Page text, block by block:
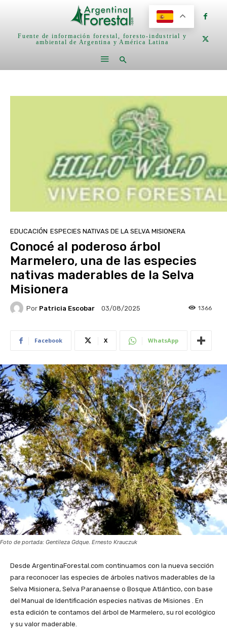
Fuente de información forestal, foresto-industrial y
ambiental de Argentina y América Latina
EDUCACIÓN ESPECIES NATIVAS DE LA SELVA MISIONERA
Conocé al poderoso árbol
Marmelero, una de las especies
nativas maderables de la Selva
Misionera
Por Patricia Escobar 03/08/2025 1366
Facebook X WhatsApp
Foto de portada: Gentileza Gdque. Ernesto Krauczuk
Desde ArgentinaForestal.com continuamos con la nueva sección
para reconocer las especies de árboles nativos maderables de la
Selva Misionera, Selva Paranaense o Bosque Atlántico, con base
del Manual de Identificación especies nativas de Misiones . En
esta edición te contamos del árbol de Marmelero, su rol ecológico
y su valor maderable.